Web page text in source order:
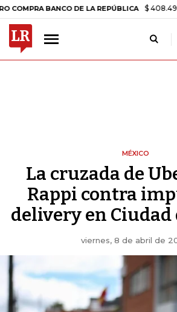
DE LA REPÚBLICA $ 408.498,97 +$
MÉXICO
La cruzada de
Rappi contra
delivery en Ciudad
viernes, 8 de abril de